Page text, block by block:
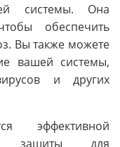
системы. Она
обеспечить
Вы также можете
вашей системы,
и других
эффективной
защиты для